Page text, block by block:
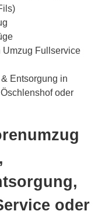
Fullservice
Entsorgung in
oder
oder